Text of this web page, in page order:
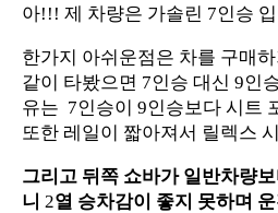
아!!! 제 차량은 가솔린 7인승
한가지 아쉬운점은 차를 구매
같이 타봤으면 7인승 대신 9인
유는 7인승이 9인승보다 시트
또한 레일이 짧아져서 릴렉스
그리고 뒤쪽 쇼바가 일반차량
니 2열 승차감이 좋지 못하며